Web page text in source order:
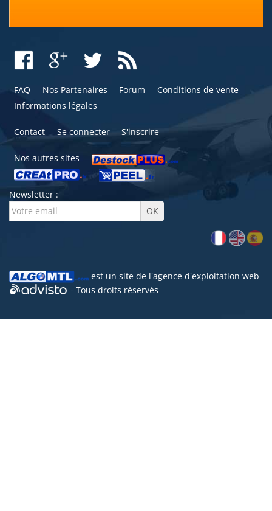
FAQ Nos Partenaires Forum
Conditions de vente
Informations légales
Contact Se connecter S'inscrire
Nos autres sites
Newsletter :
est un site de l'agence d'exploitation web
- Tous droits réservés